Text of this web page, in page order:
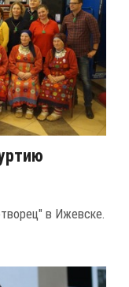
в Ижевске.